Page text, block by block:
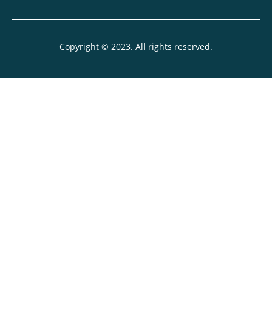
Copyright © 2023. All rights reserved.